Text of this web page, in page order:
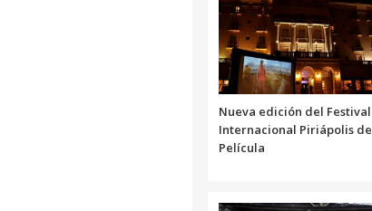
Nueva edición del Festival
Internacional Piriápolis de
Película